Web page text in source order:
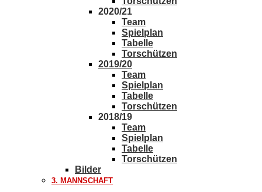
2020/21
Team
Spielplan
Tabelle
Torschützen
2019/20
Team
Spielplan
Tabelle
Torschützen
2018/19
Team
Spielplan
Tabelle
Torschützen
Bilder
3. MANNSCHAFT